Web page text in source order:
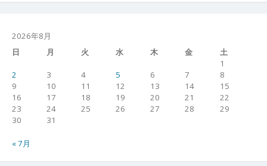
2026年8月
日
月 火 水 木 金
土
1
2
3 4 5 6 7
8
9
10 11 12 13 14
15
16
17 18 19 20 21
22
23
24 25 26 27 28
29
30
31
« 7月